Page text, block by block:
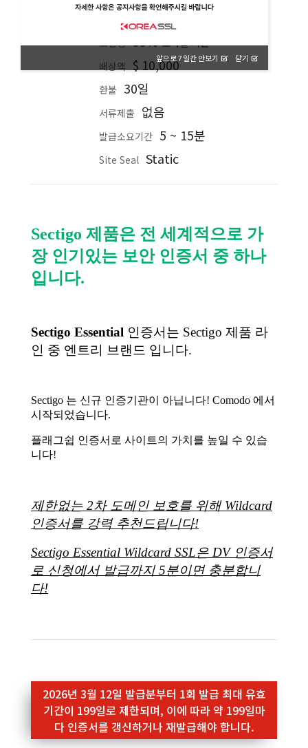
재발급
호환성 99%모바일 지원
배상액 $ 10,000
환불 30일
서류제출 없음
발급소요기간 5 ~ 15분
Site Seal Static
2026년 3월 12일 발급분부터 1회 발급 최대 유효
기간이 199일로 제한되며, 이에 따라 약 199일마
다 인증서를 갱신하거나 재발급해야 합니다.
앞으로 7일간 안보기 닫기